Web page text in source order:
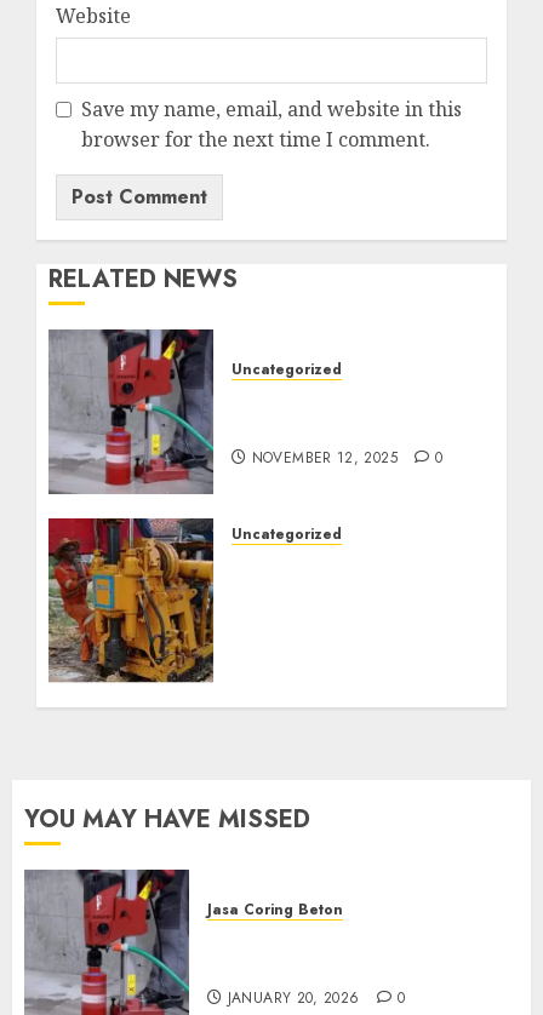
Website
Save my name, email, and website in this
browser for the next time I comment.
RELATED NEWS
Uncategorized
NOVEMBER 12, 2025 0
Uncategorized
YOU MAY HAVE MISSED
Jasa Coring Beton
JANUARY 20, 2026 0